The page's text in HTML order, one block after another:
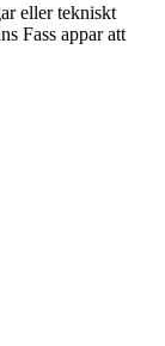
eller tekniskt
Fass appar att